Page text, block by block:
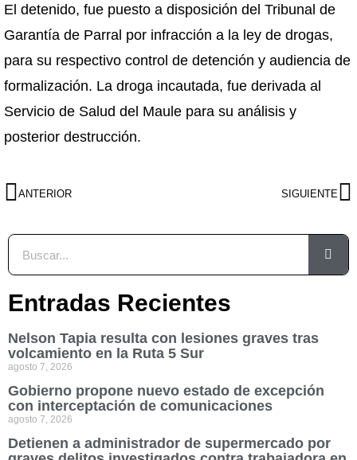
El detenido, fue puesto a disposición del Tribunal de
Garantía de Parral por infracción a la ley de drogas,
para su respectivo control de detención y audiencia de
formalización. La droga incautada, fue derivada al
Servicio de Salud del Maule para su análisis y
posterior destrucción.
ANTERIOR SIGUIENTE
Entradas Recientes
Nelson Tapia resulta con lesiones graves tras
volcamiento en la Ruta 5 Sur
agosto 7, 2026
Gobierno propone nuevo estado de excepción
con interceptación de comunicaciones
agosto 7, 2026
Detienen a administrador de supermercado por